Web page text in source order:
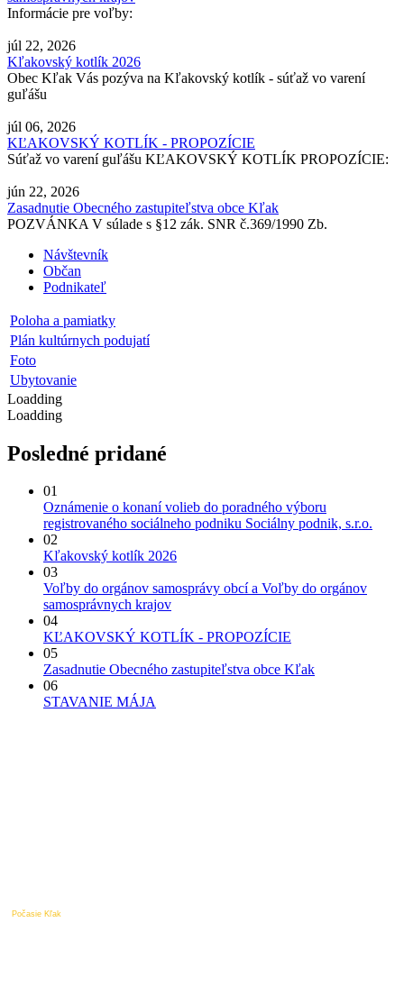
Informácie pre voľby:
júl 22, 2026
Kľakovský kotlík 2026
Obec Kľak Vás pozýva na Kľakovský kotlík - súťaž vo varení
guľášu
júl 06, 2026
KĽAKOVSKÝ KOTLÍK - PROPOZÍCIE
Súťaž vo varení guľášu KĽAKOVSKÝ KOTLÍK PROPOZÍCIE:
jún 22, 2026
Zasadnutie Obecného zastupiteľstva obce Kľak
POZVÁNKA V súlade s §12 zák. SNR č.369/1990 Zb.
Návštevník
Občan
Podnikateľ
Poloha a pamiatky
Plán kultúrnych podujatí
Foto
Ubytovanie
Loadding
Loadding
Posledné pridané
01
Oznámenie o konaní volieb do poradného výboru
registrovaného sociálneho podniku Sociálny podnik, s.r.o.
02
Kľakovský kotlík 2026
03
Voľby do orgánov samosprávy obcí a Voľby do orgánov
samosprávnych krajov
04
KĽAKOVSKÝ KOTLÍK - PROPOZÍCIE
05
Zasadnutie Obecného zastupiteľstva obce Kľak
06
STAVANIE MÁJA
Počasie Kľak